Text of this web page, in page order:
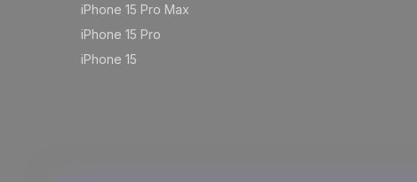
iPhone 15 Pro Max
iPhone 15 Pro
iPhone 15